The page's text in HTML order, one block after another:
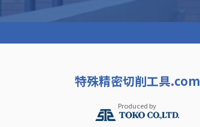
特殊精密切削工具.com
Produced by